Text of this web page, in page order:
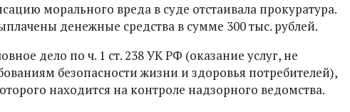
морального вреда в суде отстаивала прокуратура.
денежные средства в сумме 300 тыс. рублей.
дело по ч. 1 ст. 238 УК РФ (оказание услуг, не
безопасности жизни и здоровья потребителей),
находится на контроле надзорного ведомства.